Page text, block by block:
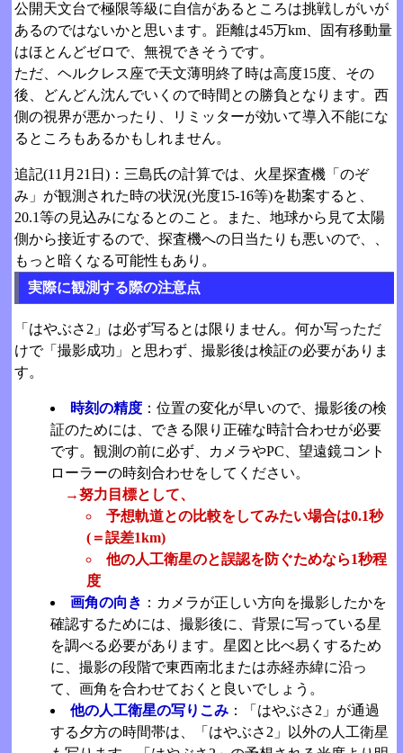
公開天文台で極限等級に自信があるところは挑戦しがいが
あるのではないかと思います。距離は45万km、固有移動量
はほとんどゼロで、無視できそうです。
ただ、ヘルクレス座で天文薄明終了時は高度15度、その
後、どんどん沈んでいくので時間との勝負となります。西
側の視界が悪かったり、リミッターが効いて導入不能にな
るところもあるかもしれません。
追記(11月21日)：三島氏の計算では、火星探査機「のぞ
み」が観測された時の状況(光度15-16等)を勘案すると、
20.1等の見込みになるとのこと。また、地球から見て太陽
側から接近するので、探査機への日当たりも悪いので、、
もっと暗くなる可能性もあり。
実際に観測する際の注意点
「はやぶさ2」は必ず写るとは限りません。何か写っただ
けで「撮影成功」と思わず、撮影後は検証の必要がありま
す。
時刻の精度 ：位置の変化が早いので、撮影後の検
証のためには、できる限り正確な時計合わせが必要
です。観測の前に必ず、カメラやPC、望遠鏡コント
ローラーの時刻合わせをしてください。
→努力目標として、
予想軌道との比較をしてみたい場合は0.1秒
(＝誤差1km)
他の人工衛星のと誤認を防ぐためなら1秒程
度
画角の向き ：カメラが正しい方向を撮影したかを
確認するためには、撮影後に、背景に写っている星
を調べる必要があります。星図と比べ易くするため
に、撮影の段階で東西南北または赤経赤緯に沿っ
て、画角を合わせておくと良いでしょう。
他の人工衛星の写りこみ ：「はやぶさ2」が通過
する夕方の時間帯は、「はやぶさ2」以外の人工衛星